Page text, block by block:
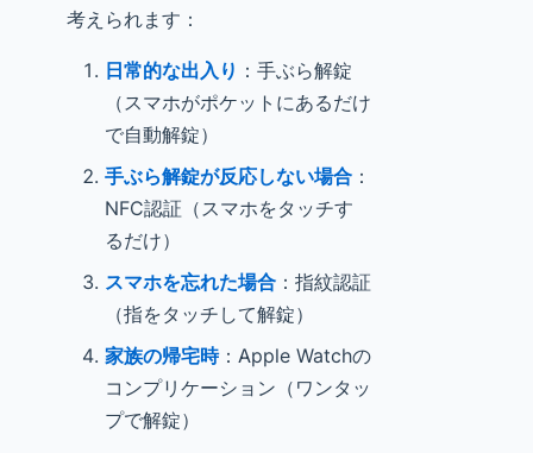
考えられます：
日常的な出入り ：手ぶら解錠
（スマホがポケットにあるだけ
で自動解錠）
手ぶら解錠が反応しない場合 ：
NFC認証（スマホをタッチす
るだけ）
スマホを忘れた場合 ：指紋認証
（指をタッチして解錠）
家族の帰宅時：Apple Watchの
コンプリケーション（ワンタッ
プで解錠）